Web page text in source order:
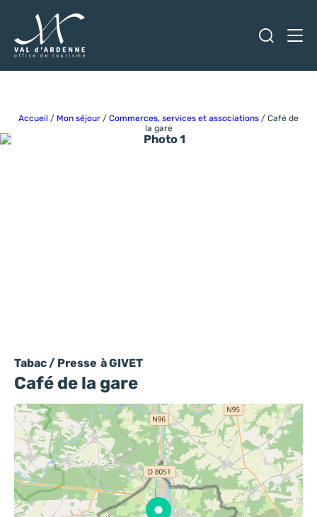
Accueil / Mon séjour / Commerces, services et associations / Café de
la gare
Tabac / Presse à GIVET
Café de la gare
Photo 1